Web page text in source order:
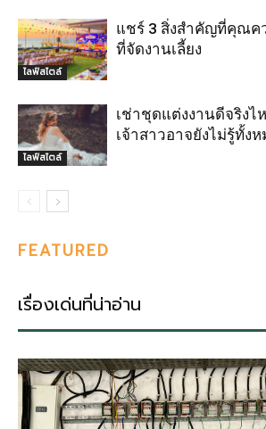
ไลฟ์สไตล์
แชร์ 3 สิ่งสำคัญที่คุณค
ที่จัดงานเลี้ยง
ไลฟ์สไตล์
เช่าชุดแต่งงานดีจริงไ
เจ้าสาวอาจยังไม่รู้ทั้ง
FEATURED
เรื่องเด่นที่น่าอ่าน